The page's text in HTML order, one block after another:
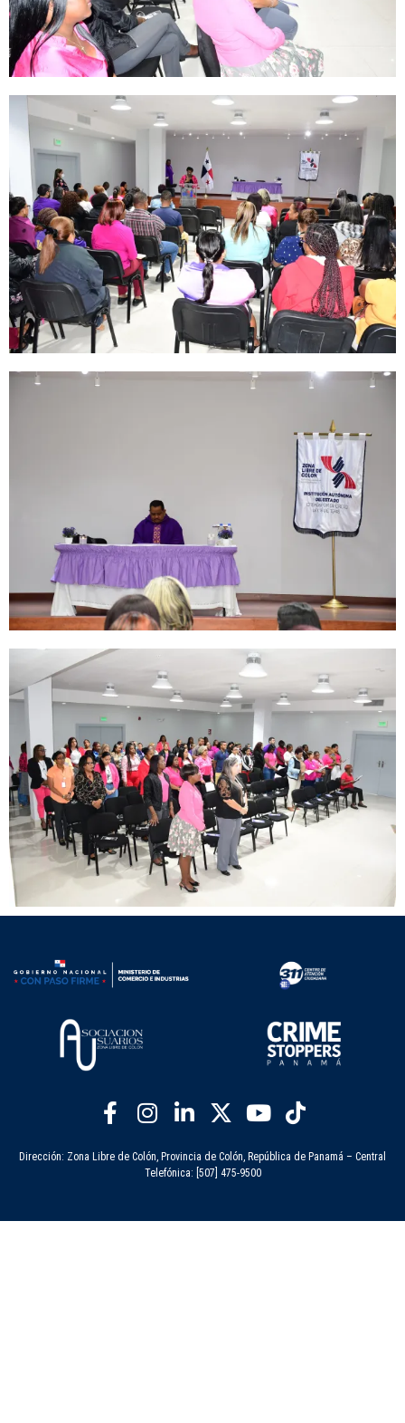
Dirección: Zona Libre de Colón, Provincia de Colón, República de Panamá – Central
Telefónica: [507] 475-9500